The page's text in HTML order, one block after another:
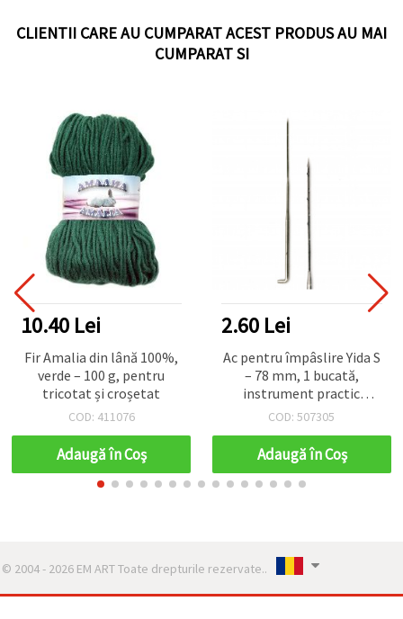
CLIENTII CARE AU CUMPARAT ACEST PRODUS AU MAI
CUMPARAT SI
10.40 Lei
Fir Amalia din lână 100%,
verde – 100 g, pentru
tricotat și croșetat
COD: 411076
Adaugă în Coş
2.60 Lei
Ac pentru împâslire Yida S
– 78 mm, 1 bucată,
instrument practic
pentru proiecte hobby &
COD: 507305
Adaugă în Coş
© 2004 - 2026 EM ART Toate drepturile rezervate..